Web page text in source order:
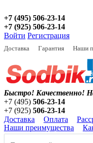
+7 (495) 506-23-14
+7 (925) 506-23-14
Войти Регистрация
Доставка Гарантия Наши
Быстро! Качественно!
+7 (495) 506-23-14
+7 (925) 506-23-14
Доставка
Оплата
Наши преимущества